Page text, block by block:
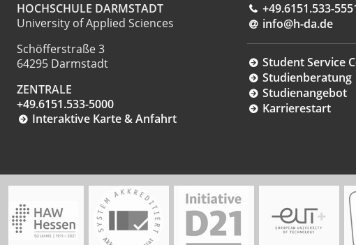
HOCHSCHULE DARMSTADT
University of Applied Sciences
Schöfferstraße 3
64295 Darmstadt
ZENTRALE
+49.6151.533-5000
Interaktive Karte & Anfahrt
+49.6151.533-
info@h-da.de
Student Service
Studienberatung
Studienangebot
Karrierestart